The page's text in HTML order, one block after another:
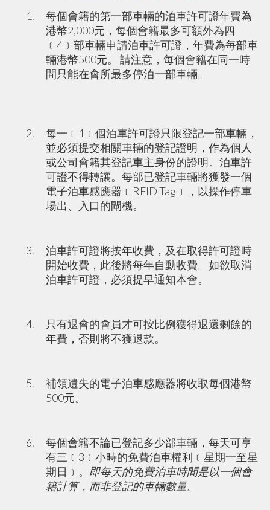
每個會籍的第一部車輛的泊車許可證年費為
港幣2,000元，每個會籍最多可額外為四
﹝4﹞部車輛申請泊車許可證，年費為每部車
輛港幣500元。 請注意，每個會籍在同一時
間只能在會所最多停泊一部車輛。
每一﹝1﹞個泊車許可證只限登記一部車輛，
並必須提交相關車輛的登記證明，作為個人
或公司會籍其登記車主身份的證明。泊車許
可證不得轉讓。每部已登記車輛將獲發一個
電子泊車感應器﹝RFID Tag﹞，以操作停車
場出、入口的閘機。
泊車許可證將按年收費，及在取得許可證時
開始收費，此後將每年自動收費。如欲取消
泊車許可證，必須提早通知本會。
只有退會的會員才可按比例獲得退還剩餘的
年費，否則將不獲退款。
補領遺失的電子泊車感應器將收取每個港幣
500元。
每個會籍不論已登記多少部車輛，每天可享
有三﹝3﹞小時的免費泊車權利﹝星期一至星
期日﹞。 即每天的免費泊車時間是以一個會
籍計算， 而非登記的車輛數量。